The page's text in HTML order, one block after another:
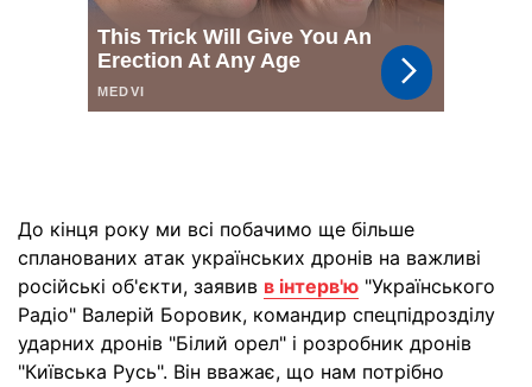
До кінця року ми всі побачимо ще більше
спланованих атак українських дронів на важливі
російські об'єкти, заявив в інтерв'ю "Українського
Радіо" Валерій Боровик, командир спецпідрозділу
ударних дронів "Білий орел" і розробник дронів
"Київська Русь". Він вважає, що нам потрібно